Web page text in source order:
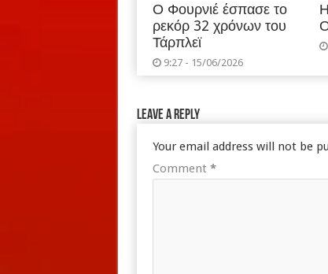
Ο Φουρνιέ έσπασε το
ρεκόρ 32 χρόνων του
Τάρπλεϊ
9:27 - 15/06/2026
Leave a Reply
Your email address will not be
Comment *